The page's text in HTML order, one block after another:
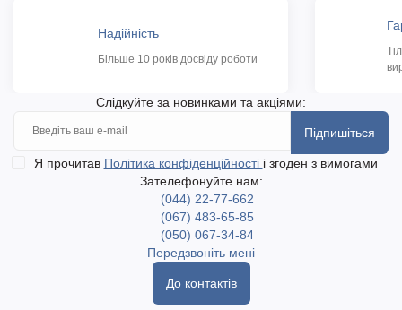
Надійність
Більше 10 років досвіду роботи
Слідкуйте за новинками та акціями:
Підпишіться
Я прочитав Політика конфіденційності і згоден з вимогами
Зателефонуйте нам:
(044) 22-77-662
(067) 483-65-85
(050) 067-34-84
Передзвоніть мені
До контактів